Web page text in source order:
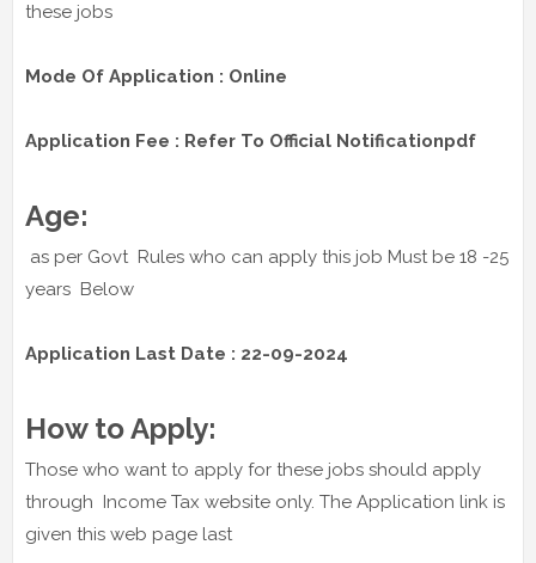
these jobs
Mode Of Application : Online
Application Fee : Refer To Official Notificationpdf
Age:
as per Govt Rules who can apply this job Must be 18 -25
years Below
Application Last Date : 22-09-2024
How to Apply:
Those who want to apply for these jobs should apply
through Income Tax website only. The Application link is
given this web page last